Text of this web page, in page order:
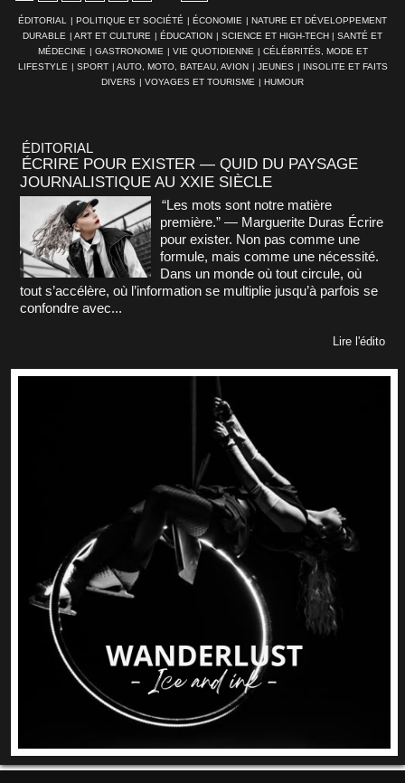
ÉDITORIAL | POLITIQUE ET SOCIÉTÉ | ÉCONOMIE | NATURE ET DÉVELOPPEMENT
DURABLE | ART ET CULTURE | ÉDUCATION | SCIENCE ET HIGH-TECH | SANTÉ ET
MÉDECINE | GASTRONOMIE | VIE QUOTIDIENNE | CÉLÉBRITÉS, MODE ET
LIFESTYLE | SPORT | AUTO, MOTO, BATEAU, AVION | JEUNES | INSOLITE ET FAITS
DIVERS | VOYAGES ET TOURISME | HUMOUR
ÉDITORIAL
ÉCRIRE POUR EXISTER — QUID DU PAYSAGE
JOURNALISTIQUE AU XXIE SIÈCLE
“Les mots sont notre matière
première.” — Marguerite Duras Écrire
pour exister. Non pas comme une
formule, mais comme une nécessité.
Dans un monde où tout circule, où
tout s’accélère, où l’information se multiplie jusqu’à parfois se
confondre avec...
Lire l'édito